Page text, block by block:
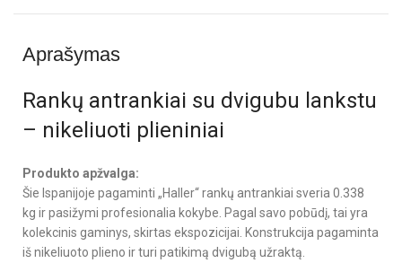
Aprašymas
Rankų antrankiai su dvigubu lankstu
– nikeliuoti plieniniai
Produkto apžvalga:
Šie Ispanijoje pagaminti „Haller“ rankų antrankiai sveria 0.338
kg ir pasižymi profesionalia kokybe. Pagal savo pobūdį, tai yra
kolekcinis gaminys, skirtas ekspozicijai. Konstrukcija pagaminta
iš nikeliuoto plieno ir turi patikimą dvigubą užraktą.